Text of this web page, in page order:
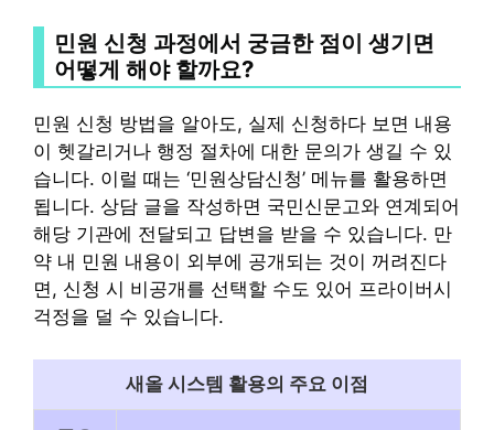
민원 신청 과정에서 궁금한 점이 생기면
어떻게 해야 할까요?
민원 신청 방법을 알아도, 실제 신청하다 보면 내용
이 헷갈리거나 행정 절차에 대한 문의가 생길 수 있
습니다. 이럴 때는 ‘민원상담신청’ 메뉴를 활용하면
됩니다. 상담 글을 작성하면 국민신문고와 연계되어
해당 기관에 전달되고 답변을 받을 수 있습니다. 만
약 내 민원 내용이 외부에 공개되는 것이 꺼려진다
면, 신청 시 비공개를 선택할 수도 있어 프라이버시
걱정을 덜 수 있습니다.
새올 시스템 활용의 주요 이점